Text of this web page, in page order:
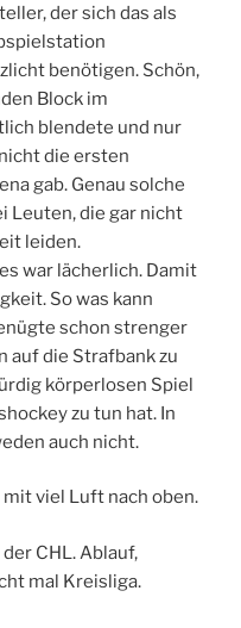
der sich das als
benötigen. Schön,
Block im
blendete und nur
die ersten
gab. Genau solche
Leuten, die gar nicht
leiden.
war lächerlich. Damit
So was kann
schon strenger
auf die Strafbank zu
körperlosen Spiel
zu tun hat. In
auch nicht.
viel Luft nach oben.
CHL. Ablauf,
mal Kreisliga.